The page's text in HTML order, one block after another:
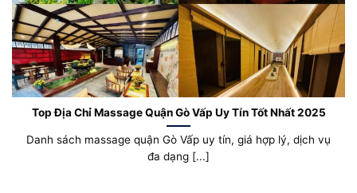
Top Địa Chỉ Massage Quận Gò Vấp Uy Tín Tốt Nhất 2025
Danh sách massage quận Gò Vấp uy tín, giá hợp lý, dịch vụ
đa dạng [...]